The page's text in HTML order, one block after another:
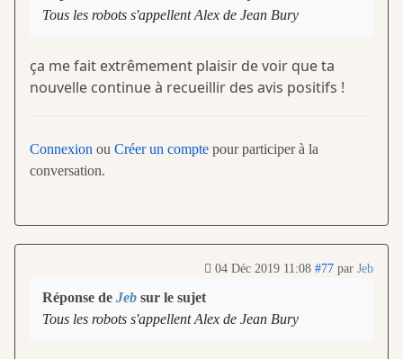
Tous les robots s'appellent Alex de Jean Bury
ça me fait extrêmement plaisir de voir que ta
nouvelle continue à recueillir des avis positifs !
Connexion ou Créer un compte pour participer à la
conversation.
04 Déc 2019 11:08 #77 par Jeb
Réponse de Jeb sur le sujet
Tous les robots s'appellent Alex de Jean Bury